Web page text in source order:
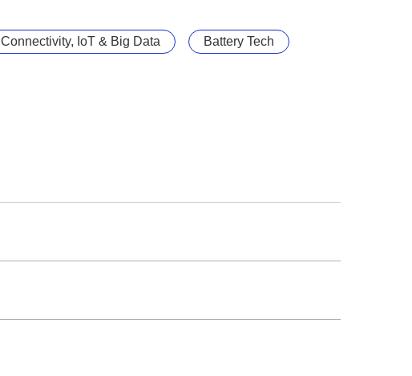
Connectivity, IoT & Big Data Battery Tech